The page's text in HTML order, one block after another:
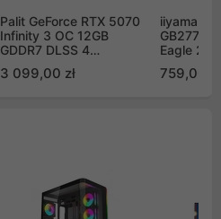
Palit GeForce RTX 5070
Infinity 3 OC 12GB
GDDR7 DLSS 4
GB2050S)
3 099,00 zł
iiyama G-
Eagle 27"
759,00 zł